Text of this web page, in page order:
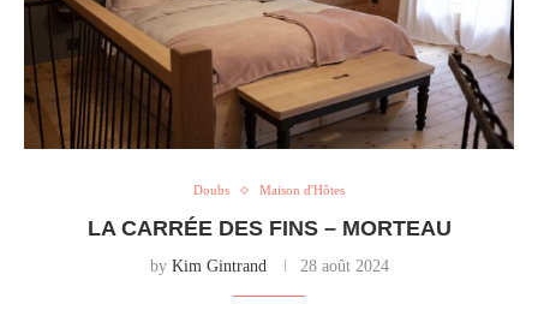
Doubs Maison d'Hôtes
LA CARRÉE DES FINS – MORTEAU
by Kim Gintrand 28 août 2024